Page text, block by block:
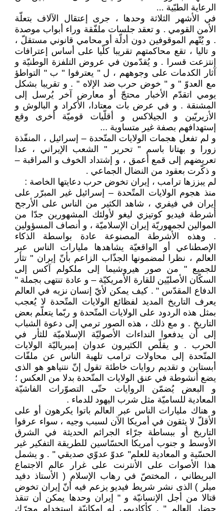
الرعاية الطبّية ...
في الأشهر الثلاثة وحدها ، جرى إعتقال الآلاف بتعلّة
الأمن القومي . و تعقد جلسات ملفّقة وراء أبواب موصدة
. و يُتّهم الموقوفين دون أدلّة أو محامي قانوني مستقلّ ،
و تاليا ، تقع محاكمتهم تقريبا كلّيا على أساس إعترافات
إنتزعت قسرا . و يُقدّمون في عروض التلفزة الوطنيّة و
آثار الكدمات على وجوههم ، ل " يعترفوا " ب " التواطؤ
مع العدوّ " و " خوض حرب ضد الإلاه " . و تقريبا بشكل
يومي اتقدّم الأخبار محتجّ أو معارض آخر يُرسل إلى
المشنقة . و في عرض بات معتادا، الأكراد و البالوش و
الأزيريّين و الجيلاكس و أقلّيات قوميّة أخرى وقع
إستهدافهم بصفة غير متساوية ...
و لم تفعل هجمات الولايات المتّحدة – إسرائيل ، المنفّذة
زورا و بهتانا باسم " تحرير " الشعب الإيراني ، عدا
تعريضهم إلى قمع أعمق ، و إشتداد الخوف و المراقبة –
و ذكّرت بعقود من النضال الجماعي .
لم يبززها ترامب ، إيران تخوض حرب دعايتها الخاصة :
منذ هجوم الولايات المتّحدة – إسرائيل غير المبرّر على
إيران في فيفري ، شاهد الكثير من الناس على الأرجح
أشرطة فيديو كوتيزي ليغو لأولئك المشهورين جدّا من
الموالين لجمهوريّة إيران الإسلاميّة ، و أنصاف المسؤولين
. وهذه الأشرطة المصنوعة عادة بواسطة الذكاء
الإصطناعي أو الواقعيّة يشاهدها مليارات الناس عبر
العالم ، نظرا لمضمونها الجذّاب الزاعم بأنّ إيران " تثأر
للجميع " من صور هيروشيما إلى ملكولم آكس إلى
السكّان الأصليّين للقارة الأمريكيّة – و عادة تنتهى بجملة "
الدفاع المقدّس " . كيف يمكن لأيّ إنسان نزيه في العالم
يعرف التاريخ المديد لفظائع الولايات المتّحدة لا يُعجب
بمثل هذه الردود على الولايات المتّحدة و ربّما يتعلّم بعض
التاريخ . و مع ذلك ، هذه الصور ترمي إلى دعوة الشباب
إلى أن يدفعوا النداءات الأصوليّة الإسلاميّة للثأر في
الحرب . و يقلّص الكثيرون عدوان إمبرياليّة الولايات
المتّحدة إلى محاولات ترامب تلهية الناس عن ملفّات
أبستاين و تقديم روايات خاطئة تقول إنّ نتنياهو هو الذى
يضع أنشوطة في عنق الولايات المتّحدة بدلا من العكس ؛
و البعض يُضمّن الروايات حتّى التصوّرات الفاشيّة
المعادية للساميّة مثل شرب اليهود للدماء .
و هناك مليارات الناس عبر العالم باتوا يكرهون أو على
الأقلّ لا يثقون في أمريكا الآن لسبب وجيه ، سواء عرفوا
التاريخ أو ببساطة جرّاء الجرائم الحديثة في الشرق
الأوسط و جنوب أمريكا الحسّاسين للطريقة التفكير غير
الحسّية و المعادية للعلم" عدوّ عدوّي صديقي " . و يشمل
هذا الأصوات على الأنترنت على غرار عالم الاجتماع
البريطاني ، المختصّ في رهاب الإسلام ( الأستاذ دفيد
ميلر ) الذى نشر شريط فيديو يزعم فيه أنّ إيران تخوض
قتالا من أجل الإنسانيّة و " إيران وحدها يمكن أن تنقذ
حضار العالم " . كأكاديمي له إمكانيّة إستخدام محرّك